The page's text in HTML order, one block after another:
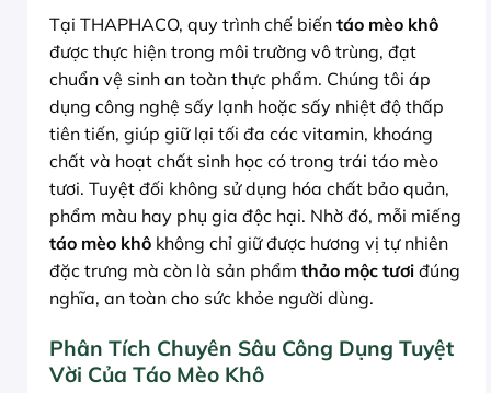
Tại THAPHACO, quy trình chế biến táo mèo khô
được thực hiện trong môi trường vô trùng, đạt
chuẩn vệ sinh an toàn thực phẩm. Chúng tôi áp
dụng công nghệ sấy lạnh hoặc sấy nhiệt độ thấp
tiên tiến, giúp giữ lại tối đa các vitamin, khoáng
chất và hoạt chất sinh học có trong trái táo mèo
tươi. Tuyệt đối không sử dụng hóa chất bảo quản,
phẩm màu hay phụ gia độc hại. Nhờ đó, mỗi miếng
táo mèo khô không chỉ giữ được hương vị tự nhiên
đặc trưng mà còn là sản phẩm thảo mộc tươi đúng
nghĩa, an toàn cho sức khỏe người dùng.
Phân Tích Chuyên Sâu Công Dụng Tuyệt
Vời Của Táo Mèo Khô